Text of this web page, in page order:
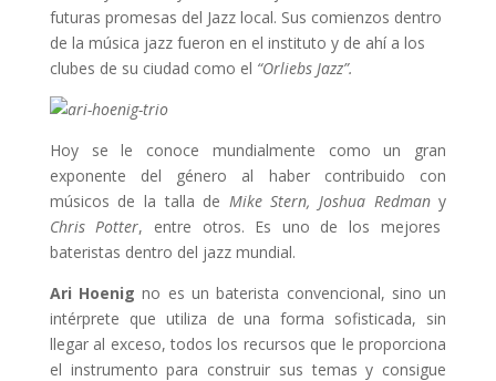
futuras promesas del Jazz local. Sus comienzos dentro
de la música jazz fueron en el instituto y de ahí a los
clubes de su ciudad como el “Orliebs Jazz”.
Hoy se le conoce mundialmente como un gran
exponente del género al haber contribuido con
músicos de la talla de Mike Stern, Joshua Redmany
Chris Potter, entre otros. Es uno de los mejores
bateristas dentro del jazz mundial.
Ari Hoenig no es un baterista convencional, sino un
intérprete que utiliza de una forma sofisticada, sin
llegar al exceso, todos los recursos que le proporciona
el instrumento para construir sus temas y consigue